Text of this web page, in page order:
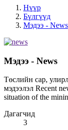
Нүүр
Бүлгүүд
Мэдээ - News
Мэдээ - News
Төслийн сар,
мэдээлэл Recent
situation of the
Дагагчид
3